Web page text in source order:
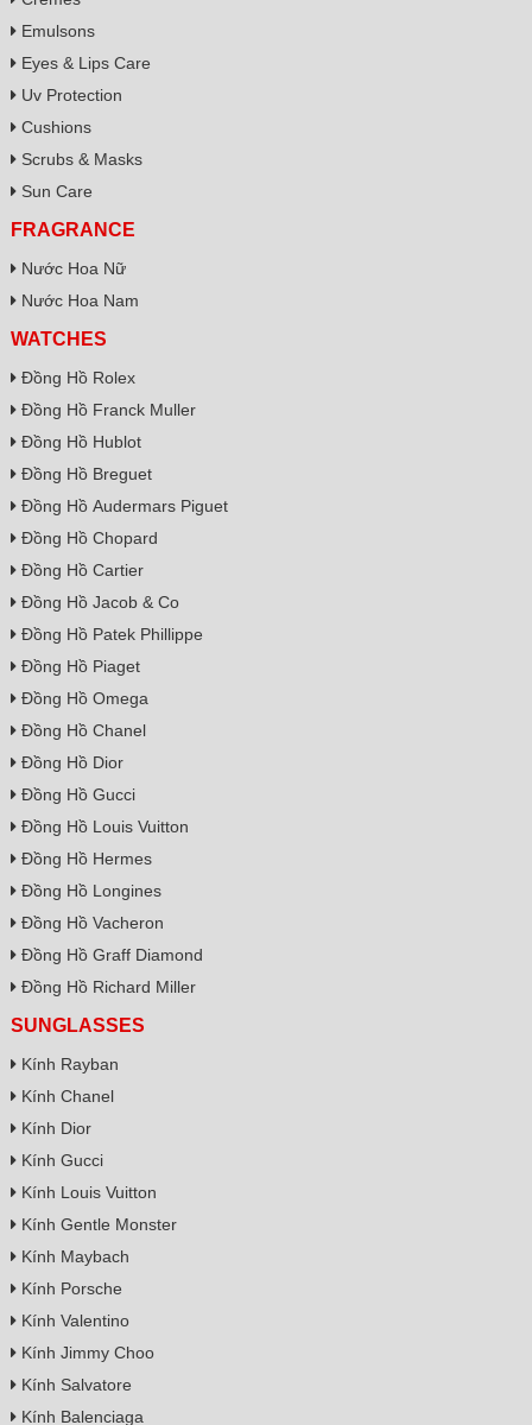
Emulsons
Eyes & Lips Care
Uv Protection
Cushions
Scrubs & Masks
Sun Care
FRAGRANCE
Nước Hoa Nữ
Nước Hoa Nam
WATCHES
Đồng Hồ Rolex
Đồng Hồ Franck Muller
Đồng Hồ Hublot
Đồng Hồ Breguet
Đồng Hồ Audermars Piguet
Đồng Hồ Chopard
Đồng Hồ Cartier
Đồng Hồ Jacob & Co
Đồng Hồ Patek Phillippe
Đồng Hồ Piaget
Đồng Hồ Omega
Đồng Hồ Chanel
Đồng Hồ Dior
Đồng Hồ Gucci
Đồng Hồ Louis Vuitton
Đồng Hồ Hermes
Đồng Hồ Longines
Đồng Hồ Vacheron
Đồng Hồ Graff Diamond
Đồng Hồ Richard Miller
SUNGLASSES
Kính Rayban
Kính Chanel
Kính Dior
Kính Gucci
Kính Louis Vuitton
Kính Gentle Monster
Kính Maybach
Kính Porsche
Kính Valentino
Kính Jimmy Choo
Kính Salvatore
Kính Balenciaga